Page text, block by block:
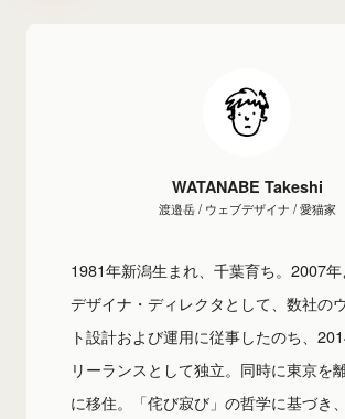
WATANABE Takeshi
渡邉岳 / ウェブデザイナ / 愛猫家
1981年新潟生まれ、千葉育ち。2007
デザイナ・ディレクタとして、数社の
ト設計および運用に従事したのち、
リーランスとして独立。同時に東京を
に移住。「侘び寂び」の哲学に基づき